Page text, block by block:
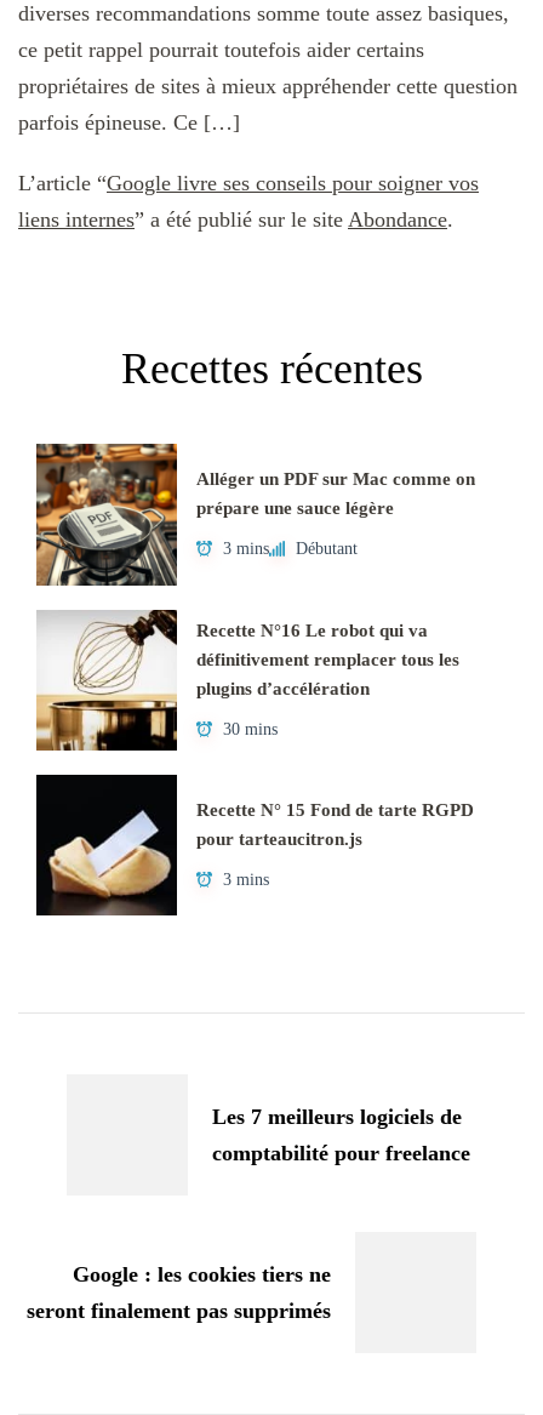
diverses recommandations somme toute assez basiques,
ce petit rappel pourrait toutefois aider certains
propriétaires de sites à mieux appréhender cette question
parfois épineuse. Ce […]
L’article “Google livre ses conseils pour soigner vos
liens internes” a été publié sur le site Abondance.
Recettes récentes
Alléger un PDF sur Mac comme on
prépare une sauce légère
3 mins Débutant
Recette N°16 Le robot qui va
définitivement remplacer tous les
plugins d’accélération
30 mins
Recette N° 15 Fond de tarte RGPD
pour tarteaucitron.js
3 mins
Les 7 meilleurs logiciels de
comptabilité pour freelance
Google : les cookies tiers ne
seront finalement pas supprimés